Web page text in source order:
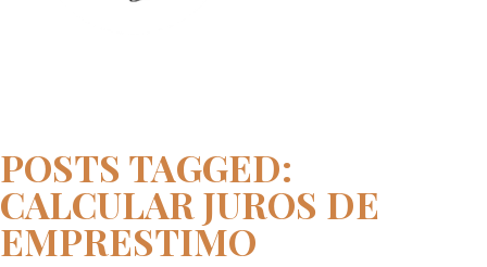
POSTS TAGGED:
CALCULAR JUROS DE
EMPRESTIMO